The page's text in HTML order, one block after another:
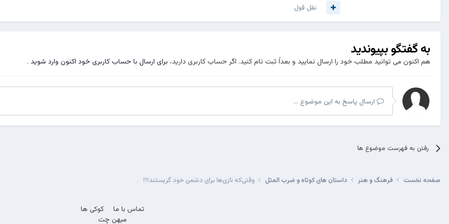
نقل قول
به گفتگو بپیوندید
هم اکنون می توانید مطلب خود را ارسال نمایید و بعداً ثبت نام کنید. اگر حساب کاربری دارید، برای ارسال با حساب کاربری خود اکنون وارد شوید .
ارسال پاسخ به این موضوع ...
رفتن به فهرست موضوع ها
صفحه نخست فرهنگ و هنر داستان های کوتاه و ضرب المثل وقتی‌که نازی‌ها برای دشمن خود گریستند!!!
تماس با ما
کوکی ها
میهن چت